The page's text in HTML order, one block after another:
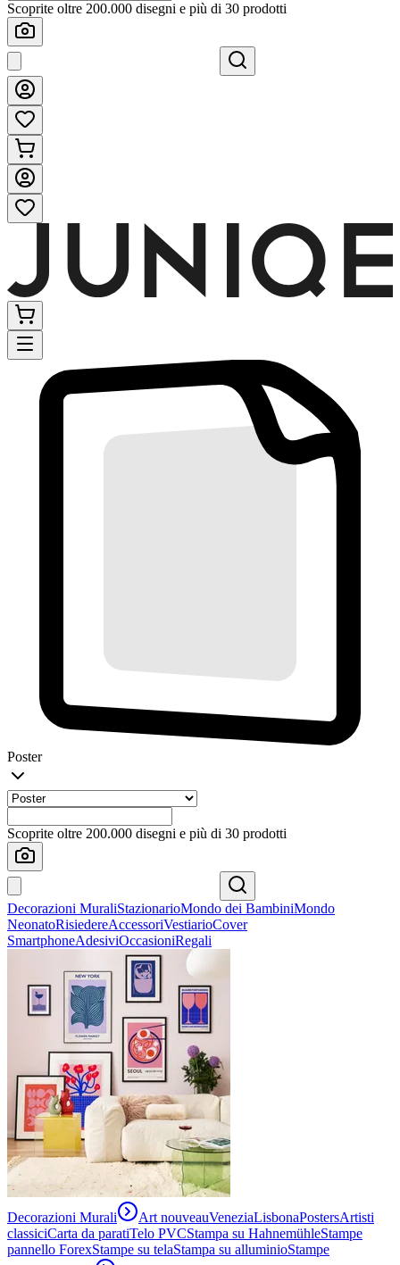
Scoprite oltre 200.000 disegni e più di 30 prodotti
Poster
Scoprite oltre 200.000 disegni e più di 30 prodotti
Decorazioni MuraliStazionarioMondo dei BambiniMondo
NeonatoRisiedereAccessoriVestiarioCover
SmartphoneAdesiviOccasioniRegali
Decorazioni Murali Art nouveauVeneziaLisbonaPostersArtisti
classiciCarta da paratiTelo PVCStampa su HahnemühleStampe
pannello ForexStampe su telaStampa su alluminioStampe